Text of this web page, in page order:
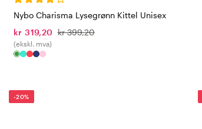
Nybo Charisma Lysegrønn Kittel Unisex
kr 319,20 kr 399,20
(ekskl. mva)
-20%